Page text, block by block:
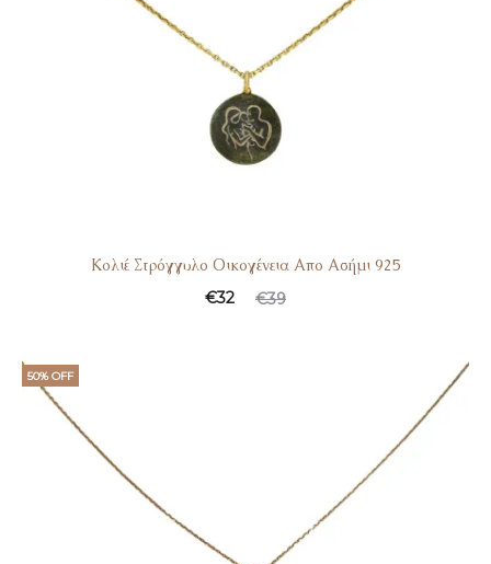
Κολιέ Στρόγγυλο Οικογένεια Απο Ασήμι 925
€39
€32
50% OFF